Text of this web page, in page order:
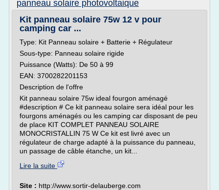
panneau solaire photovoltaique
Kit panneau solaire 75w 12 v pour
camping car ...
Type: Kit Panneau solaire + Batterie + Régulateur
Sous-type: Panneau solaire rigide
Puissance (Watts): De 50 à 99
EAN: 3700282201153
Description de l'offre
Kit panneau solaire 75w ideal fourgon aménagé
#description # Ce kit panneau solaire sera idéal pour les
fourgons aménagés ou les camping car disposant de peu
de place KIT COMPLET PANNEAU SOLAIRE
MONOCRISTALLIN 75 W Ce kit est livré avec un
régulateur de charge adapté à la puissance du panneau,
un passage de câble étanche, un kit...
Lire la suite
Site : http://www.sortir-delauberge.com